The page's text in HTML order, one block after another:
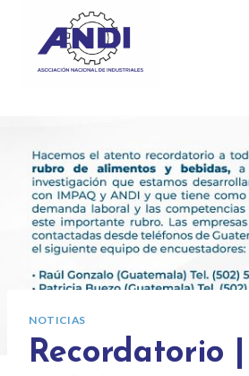
NOTICIAS
Recordatorio |